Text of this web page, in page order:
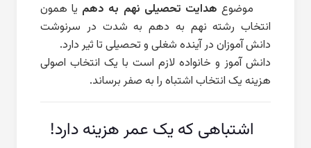
موضوع هدایت تحصیلی نهم به دهم یا همون
انتخاب رشته نهم به دهم به شدت در سرنوشت
دانش آموزان در آینده شغلی و تحصیلی تا ثیر دارد.
دانش آموز و خانواده لازم است با یک انتخاب اصولی
هزینه یک انتخاب اشتباه را به صفر برساند.
اشتباهی که یک عمر هزینه دارد!